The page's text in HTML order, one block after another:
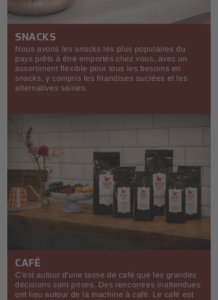
SNACKS
Nous avons les snacks les plus populaires du
pays prêts à être emportés chez vous, avec un
assortiment flexible pour tous les besoins en
snacks, y compris les friandises sucrées et les
alternatives saines.
CAFÉ
C'est autour d'une tasse de café que les grandes
décisions sont prises. Des rencontres inattendues
ont lieu autour de la machine à café. Le café est